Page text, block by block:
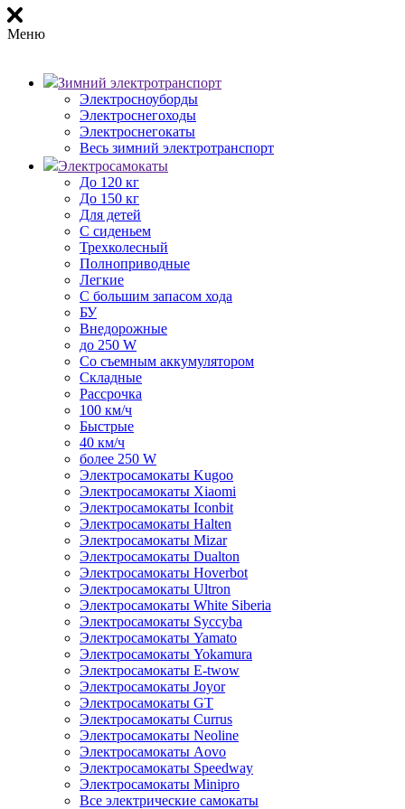
Меню
Зимний электротранспорт
Электросноуборды
Электроснегоходы
Электроснегокаты
Весь зимний электротранспорт
Электросамокаты
До 120 кг
До 150 кг
Для детей
С сиденьем
Трехколесный
Полноприводные
Легкие
С большим запасом хода
БУ
Внедорожные
до 250 W
Со съемным аккумулятором
Складные
Рассрочка
100 км/ч
Быстрые
40 км/ч
более 250 W
Электросамокаты Kugoo
Электросамокаты Xiaomi
Электросамокаты Iconbit
Электросамокаты Halten
Электросамокаты Mizar
Электросамокаты Dualton
Электросамокаты Hoverbot
Электросамокаты Ultron
Электросамокаты White Siberia
Электросамокаты Syccyba
Электросамокаты Yamato
Электросамокаты Yokamura
Электросамокаты E-twow
Электросамокаты Joyor
Электросамокаты GT
Электросамокаты Currus
Электросамокаты Neoline
Электросамокаты Aovo
Электросамокаты Speedway
Электросамокаты Minipro
Все электрические самокаты